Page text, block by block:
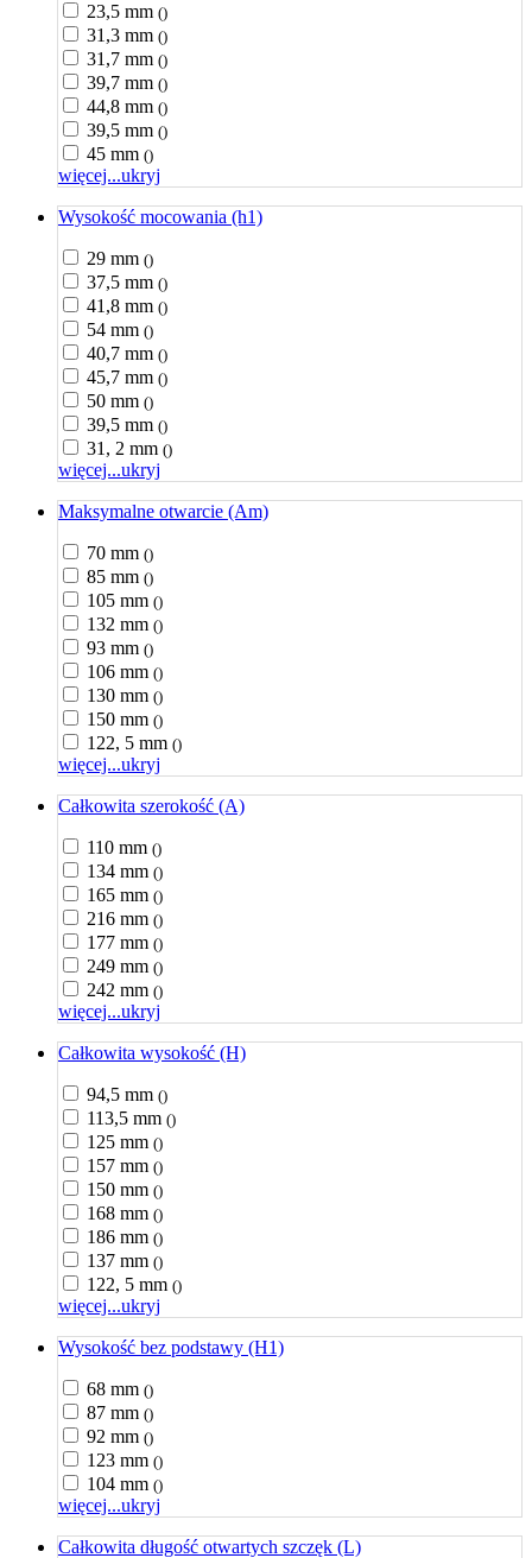
23,5 mm ()
31,3 mm ()
31,7 mm ()
39,7 mm ()
44,8 mm ()
39,5 mm ()
45 mm ()
więcej...ukryj
Wysokość mocowania (h1)
29 mm ()
37,5 mm ()
41,8 mm ()
54 mm ()
40,7 mm ()
45,7 mm ()
50 mm ()
39,5 mm ()
31, 2 mm ()
więcej...ukryj
Maksymalne otwarcie (Am)
70 mm ()
85 mm ()
105 mm ()
132 mm ()
93 mm ()
106 mm ()
130 mm ()
150 mm ()
122, 5 mm ()
więcej...ukryj
Całkowita szerokość (A)
110 mm ()
134 mm ()
165 mm ()
216 mm ()
177 mm ()
249 mm ()
242 mm ()
więcej...ukryj
Całkowita wysokość (H)
94,5 mm ()
113,5 mm ()
125 mm ()
157 mm ()
150 mm ()
168 mm ()
186 mm ()
137 mm ()
122, 5 mm ()
więcej...ukryj
Wysokość bez podstawy (H1)
68 mm ()
87 mm ()
92 mm ()
123 mm ()
104 mm ()
więcej...ukryj
Całkowita długość otwartych szczęk (L)